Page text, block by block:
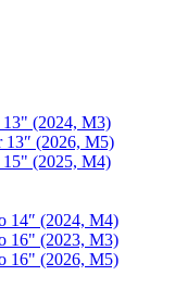
(2024, M3)
(2026, M5)
(2025, M4)
14″ (2024, M4)
16" (2023, M3)
16" (2026, M5)